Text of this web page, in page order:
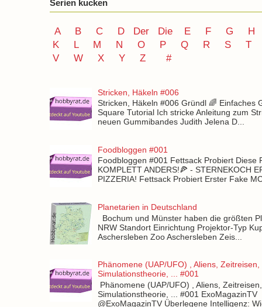
Serien kucken
A B C D Der Die E F G
H
K
L M N O P Q R S
T
V
W X Y Z #
Stricken, Häkeln #006
Stricken, Häkeln #006 Gründl 🌈 Einfaches
Square Tutorial Ich stricke Anleitung zum
neuen Gummibandes Judith Jelena D...
Foodbloggen #001
Foodbloggen #001 Fettsack Probiert Diese
KOMPLETT ANDERS!🍕 - STERNEKOCH
PIZZERIA! Fettsack Probiert Erster Fake
Planetarien in Deutschland
Bochum und Münster haben die größten
NRW Standort Einrichtung Projektor-Typ
Aschersleben Zoo Aschersleben Zeis...
Phänomene (UAP/UFO) , Aliens, Zeitreisen,
Simulationstheorie, ... #001
Phänomene (UAP/UFO) , Aliens, Zeitreisen,
Simulationstheorie, ... #001 ExoMagazinTV
@ExoMagazinTV Überlegene Intelligenz: